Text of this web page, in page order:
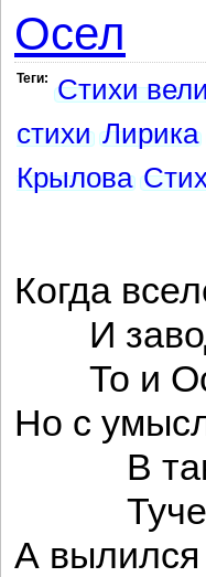
Осел
Теги: Стихи
стихи Лирика
Крылова
Когда
И
То и
Но с
В такое
А вылился